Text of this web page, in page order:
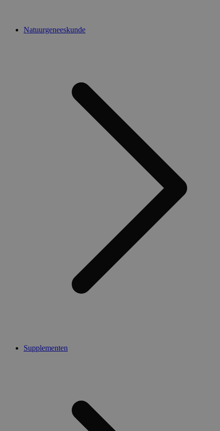
Natuurgeneeskunde
Supplementen